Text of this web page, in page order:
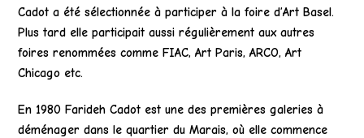
Cadot a été sélectionnée à participer à la foire d’Art Basel.
Plus tard elle participait aussi régulièrement aux autres
foires renommées comme FIAC, Art Paris, ARCO, Art
Chicago etc.
En 1980 Farideh Cadot est une des premières galeries à
déménager dans le quartier du Marais, où elle commence